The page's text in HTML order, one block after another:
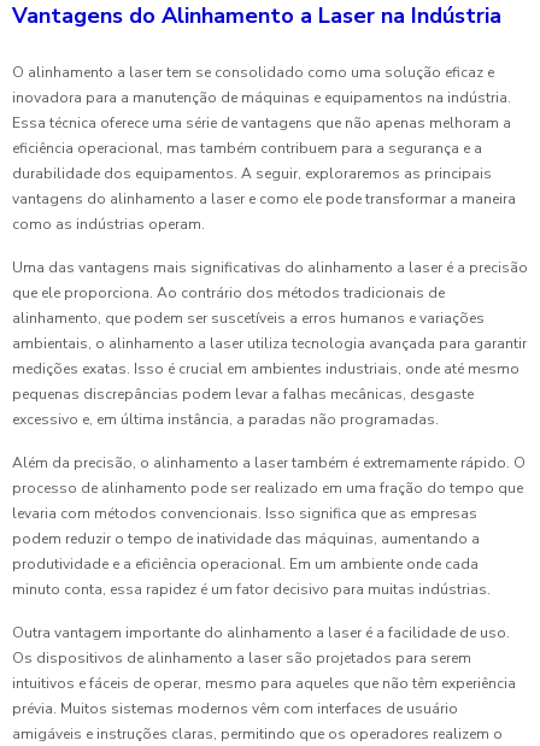
Vantagens do Alinhamento a Laser na Indústria
O alinhamento a laser tem se consolidado como uma solução eficaz e
inovadora para a manutenção de máquinas e equipamentos na indústria.
Essa técnica oferece uma série de vantagens que não apenas melhoram a
eficiência operacional, mas também contribuem para a segurança e a
durabilidade dos equipamentos. A seguir, exploraremos as principais
vantagens do alinhamento a laser e como ele pode transformar a maneira
como as indústrias operam.
Uma das vantagens mais significativas do alinhamento a laser é a precisão
que ele proporciona. Ao contrário dos métodos tradicionais de
alinhamento, que podem ser suscetíveis a erros humanos e variações
ambientais, o alinhamento a laser utiliza tecnologia avançada para garantir
medições exatas. Isso é crucial em ambientes industriais, onde até mesmo
pequenas discrepâncias podem levar a falhas mecânicas, desgaste
excessivo e, em última instância, a paradas não programadas.
Além da precisão, o alinhamento a laser também é extremamente rápido. O
processo de alinhamento pode ser realizado em uma fração do tempo que
levaria com métodos convencionais. Isso significa que as empresas
podem reduzir o tempo de inatividade das máquinas, aumentando a
produtividade e a eficiência operacional. Em um ambiente onde cada
minuto conta, essa rapidez é um fator decisivo para muitas indústrias.
Outra vantagem importante do alinhamento a laser é a facilidade de uso.
Os dispositivos de alinhamento a laser são projetados para serem
intuitivos e fáceis de operar, mesmo para aqueles que não têm experiência
prévia. Muitos sistemas modernos vêm com interfaces de usuário
amigáveis e instruções claras, permitindo que os operadores realizem o